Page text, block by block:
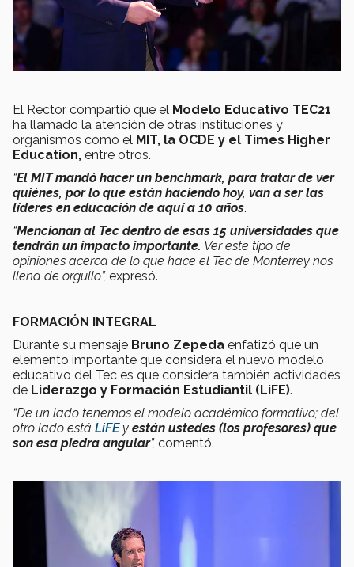
El Rector compartió que el Modelo Educativo TEC21
ha llamado la atención de otras instituciones y
organismos como el MIT, la OCDE y el Times Higher
Education, entre otros.
“El MIT mandó hacer un benchmark, para tratar de ver
quiénes, por lo que están haciendo hoy, van a ser las
líderes en educación de aquí a 10 años.
“Mencionan al Tec dentro de esas 15 universidades que
tendrán un impacto importante. Ver este tipo de
opiniones acerca de lo que hace el Tec de Monterrey nos
llena de orgullo”, expresó.
FORMACIÓN INTEGRAL
Durante su mensaje Bruno Zepeda enfatizó que un
elemento importante que considera el nuevo modelo
educativo del Tec es que considera también actividades
de Liderazgo y Formación Estudiantil (LiFE).
“De un lado tenemos el modelo académico formativo; del
otro lado está LiFEy están ustedes (los profesores) que
son esa piedra angular”, comentó.